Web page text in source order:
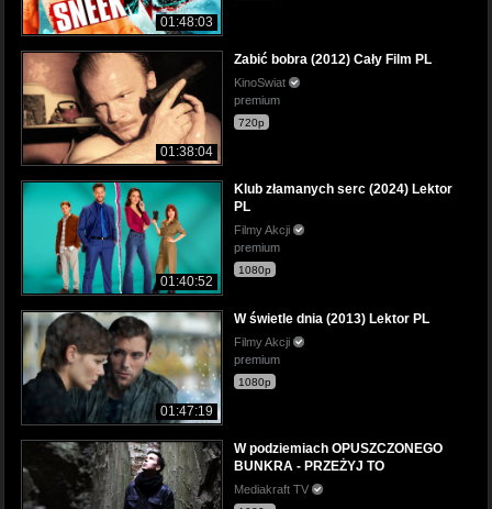
01:48:03
01:38:04
Zabić bobra (2012) Cały Film PL
KinoSwiat
premium
720p
01:40:52
Klub złamanych serc (2024) Lektor
PL
Filmy Akcji
premium
1080p
01:47:19
W świetle dnia (2013) Lektor PL
Filmy Akcji
premium
1080p
W podziemiach OPUSZCZONEGO
BUNKRA - PRZEŻYJ TO
Mediakraft TV